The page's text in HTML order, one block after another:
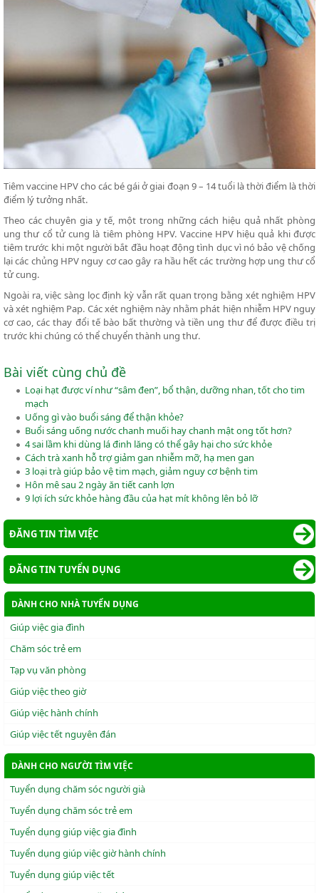
Tiêm vaccine HPV cho các bé gái ở giai đoạn 9 – 14 tuổi là thời điểm là thời
điểm lý tưởng nhất.
Theo các chuyên gia y tế, một trong những cách hiệu quả nhất phòng
ung thư cổ tử cung là tiêm phòng HPV. Vaccine HPV hiệu quả khi được
tiêm trước khi một người bắt đầu hoạt động tình dục vì nó bảo vệ chống
lại các chủng HPV nguy cơ cao gây ra hầu hết các trường hợp ung thư cổ
tử cung.
Ngoài ra, việc sàng lọc định kỳ vẫn rất quan trọng bằng xét nghiệm HPV
và xét nghiệm Pap. Các xét nghiệm này nhằm phát hiện nhiễm HPV nguy
cơ cao, các thay đổi tế bào bất thường và tiền ung thư để được điều trị
trước khi chúng có thể chuyển thành ung thư.
Bài viết cùng chủ đề
Loại hạt được ví như “sâm đen”, bổ thận, dưỡng nhan, tốt cho tim
mạch
Uống gì vào buổi sáng để thận khỏe?
Buổi sáng uống nước chanh muối hay chanh mật ong tốt hơn?
4 sai lầm khi dùng lá đinh lăng có thể gây hại cho sức khỏe
Cách trà xanh hỗ trợ giảm gan nhiễm mỡ, hạ men gan
3 loại trà giúp bảo vệ tim mạch, giảm nguy cơ bệnh tim
Hôn mê sau 2 ngày ăn tiết canh lợn
9 lợi ích sức khỏe hàng đầu của hạt mít không lên bỏ lỡ
ĐĂNG TIN TÌM VIỆC
ĐĂNG TIN TUYỂN DỤNG
DÀNH CHO NHÀ TUYỂN DỤNG
Giúp việc gia đình
Chăm sóc trẻ em
Tạp vụ văn phòng
Giúp việc theo giờ
Giúp việc hành chính
Giúp việc tết nguyên đán
DÀNH CHO NGƯỜI TÌM VIỆC
Tuyển dụng chăm sóc người già
Tuyển dụng chăm sóc trẻ em
Tuyển dụng giúp việc gia đình
Tuyển dụng giúp việc giờ hành chính
Tuyển dụng giúp việc tết